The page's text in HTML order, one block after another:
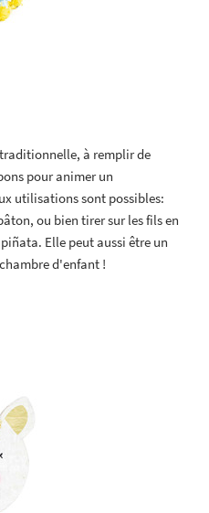
à remplir de
pour animer un
utilisations sont possibles:
ou bien tirer sur les fils en
Elle peut aussi être un
d'enfant !